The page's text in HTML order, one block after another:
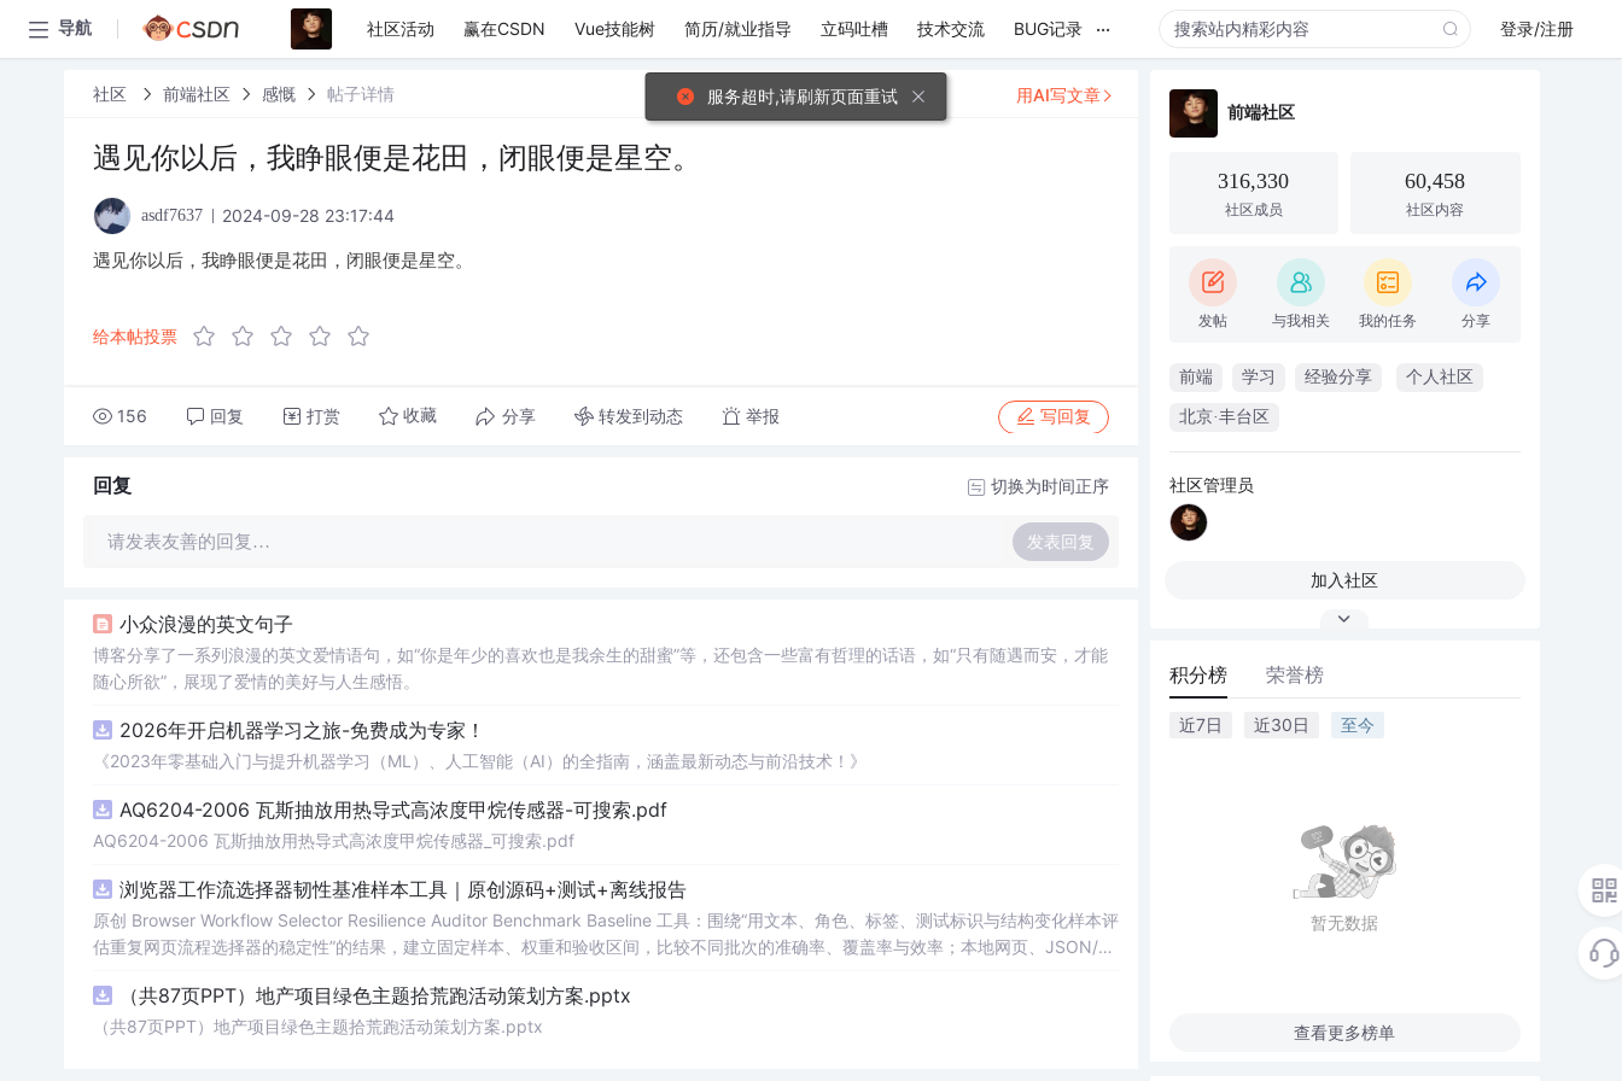
导航 社区活动 赢在CSDN Vue技能树 简历/就业指导 立码吐槽 技术交流 BUG记录 ... 登录/注册
社区 前端社区 感慨 帖子详情
遇见你以后，我睁眼便是花田，闭眼便是星空。
asdf7637 2024-09-28 23:17:44
遇见你以后，我睁眼便是花田，闭眼便是星空。
给本帖投票
156 回复 打赏 收藏 分享 转发到动态 举报 写回复
用AI写文章
回复 切换为时间正序
请发表友善的回复… 发表回复
小众浪漫的英文句子
博客分享了一系列浪漫的英文爱情语句，如“你是年少的喜欢也是我余生的甜蜜”等，还包含一些富有哲理的话语，如“只有随遇而安，才能
随心所欲”，展现了爱情的美好与人生感悟。
2026年开启机器学习之旅-免费成为专家！
《2023年零基础入门与提升机器学习（ML）、人工智能（AI）的全指南，涵盖最新动态与前沿技术！》
AQ6204-2006 瓦斯抽放用热导式高浓度甲烷传感器-可搜索.pdf
AQ6204-2006 瓦斯抽放用热导式高浓度甲烷传感器_可搜索.pdf
浏览器工作流选择器韧性基准样本工具｜原创源码+测试+离线报告
原创 Browser Workflow Selector Resilience Auditor Benchmark Baseline 工具：围绕“用文本、角色、标签、测试标识与结构变化样本评
估重复网页流程选择器的稳定性”的结果，建立固定样本、权重和验收区间，比较不同批次的准确率、覆盖率与效率；本地网页、JSON/H
图、README、运行说明、MIT License及原创授权声明。适合开发者进行工程预检、质量审查和交付复核；Node.js 18+可直接运行，零
第三方运行依赖。
（共87页PPT）地产项目绿色主题拾荒跑活动策划方案.pptx
（共87页PPT）地产项目绿色主题拾荒跑活动策划方案.pptx
前端社区
316,330
社区成员
60,458
社区内容
发帖 与我相关 我的任务 分享
前端 学习 经验分享 个人社区
北京·丰台区
社区管理员
加入社区
积分榜 荣誉榜
近7日 近30日 至今
暂无数据
查看更多榜单
服务超时,请刷新页面重试